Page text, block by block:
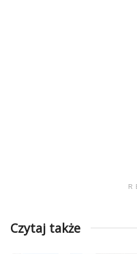
Czytaj także